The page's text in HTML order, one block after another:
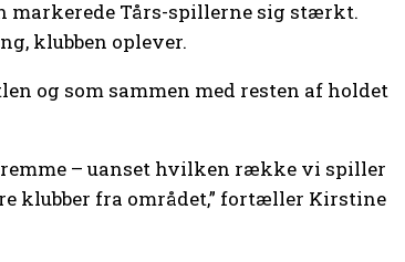
markerede Tårs-spillerne sig stærkt.
klubben oplever.
og som sammen med resten af holdet
– uanset hvilken række vi spiller
klubber fra området,” fortæller Kirstine